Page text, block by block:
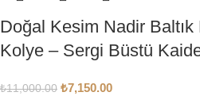
Doğal Kesim Nadir
Kolye – Sergi Büstü
₺11,000.00 ₺7,150.00